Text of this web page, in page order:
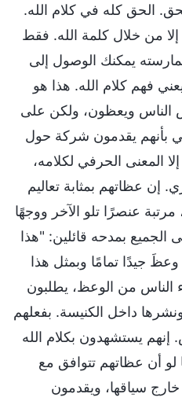
الحق كله في كلام الله.
من خلال كلمة الله. فقط
يمكنك الوصول إلى
فهم كلام الله. هذا هو
ويعظون، ولكن على
يقدمون شركة حول
المعنى الحرفي لكلامه،
عظاتهم بمثابة تعاليم
عنصرًا تلو الآخر ووجهًا
الجميع بمدحه قائلين: "هذا
جيدًا تمامًا وبمثل هذا
الناس من الوعظ، يطلبون
داخل الكنيسة. بفعلهم
يستشهدون بكلام الله
لو أن عظاتهم تتوافق مع
سياقها، ويقدمون